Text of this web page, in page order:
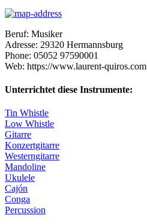
Beruf: Musiker
Adresse: 29320 Hermannsburg
Phone: 05052 97590001
Web: https://www.laurent-quiros.com
Unterrichtet diese Instrumente:
Tin Whistle
Low Whistle
Gitarre
Konzertgitarre
Westerngitarre
Mandoline
Ukulele
Cajón
Conga
Percussion